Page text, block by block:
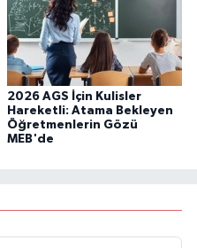
2026 AGS İçin Kulisler
Hareketli: Atama Bekleyen
Öğretmenlerin Gözü
MEB'de